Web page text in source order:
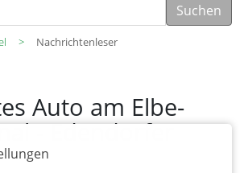
Suchen
Nachrichtenleser
Auto am Elbe-
- Edendorfer